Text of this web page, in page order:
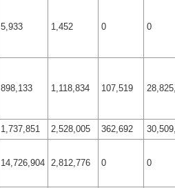
5,933 1,452 0 0
898,133 1,118,834 107,519
1,737,851 2,528,005 362,692
14,726,904 2,812,776 0 0